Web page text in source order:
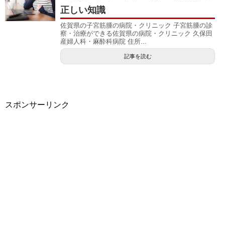
正しい知識
佐賀県の子宮筋腫の病院・クリニック 子宮筋腫の診
察・治療ができる佐賀県の病院・クリニック 久保田
産婦人科・麻酔科病院 住所...
記事を読む
スポンサーリンク